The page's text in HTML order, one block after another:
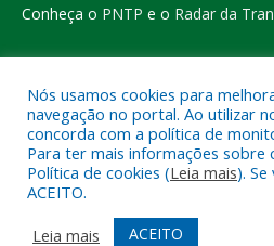
Conheça o PNTP e o Radar da
Todos os direitos reservados a
do
Mapa do Site
Acessar o
Nós usamos cookies para
navegação no portal. Ao utilizar
concorda com a política de
Para ter mais informações sobre
Política de cookies (Leia mais).
ACEITO.
Leia mais
ACEITO